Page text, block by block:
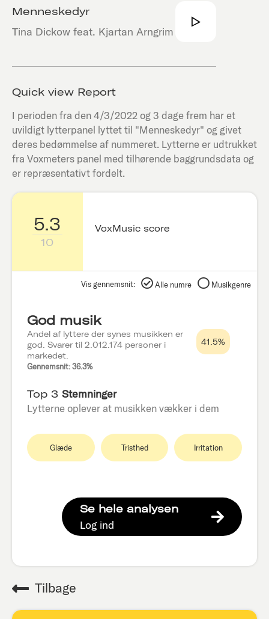
Menneskedyr
Tina Dickow feat. Kjartan Arngrim
Quick view Report
I perioden fra den4/3/2022 og 3 dage frem har et
uvildigt lytterpanel lyttet til "Menneskedyr" og givet
deres bedømmelse af nummeret. Lytterne er udtrukket
fra Voxmeters panel med tilhørende baggrundsdata og
er repræsentativt fordelt.
5.3
10
VoxMusic score
Vis gennemsnit: Alle numre Musikgenre
God musik
Andel af lyttere der synes musikken er
god. Svarer til 2.012.174 personer i
markedet.
Gennemsnit: 36.3%
41.5%
Top 3 Stemninger
Lytterne oplever at musikken vækker i dem
Glæde Tristhed Irritation
Se hele analysen
Log ind
Tilbage